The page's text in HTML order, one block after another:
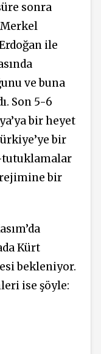
sonra
ile
ve buna
Son 5-6
bir heyet
bir
tutuklamalar
bir
Kürt
bekleniyor.
ise şöyle: